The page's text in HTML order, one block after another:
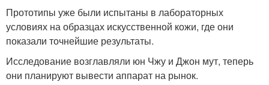
Прототипы уже были испытаны в лабораторных
условиях на образцах искусственной кожи, где они
показали точнейшие результаты.
Исследование возглавляли юн Чжу и Джон мут, теперь
они планируют вывести аппарат на рынок.